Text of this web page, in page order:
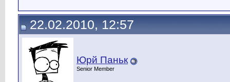
22.02.2010, 12:57
Юрй Паньк
Senior Member